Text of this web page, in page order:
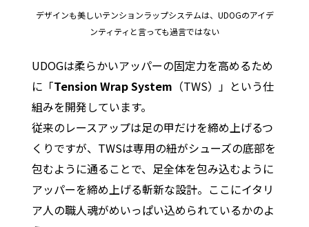
デザインも美しいテンションラップシステムは、UDOGのアイデ
ンティティと言っても過言ではない
UDOGは柔らかいアッパーの固定力を高めるため
に「Tension Wrap System （TWS）」という仕
組みを開発しています。
従来のレースアップは足の甲だけを締め上げるつ
くりですが、TWSは専用の紐がシューズの底部を
包むように通ることで、足全体を包み込むように
アッパーを締め上げる斬新な設計。ここにイタリ
ア人の職人魂がめいっぱい込められているかのよ